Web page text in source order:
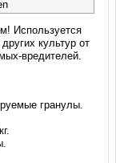
Используется
культур от
вредителей.
гранулы.